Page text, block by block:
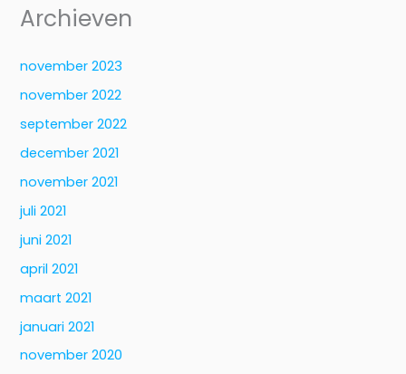
Archieven
november 2023
november 2022
september 2022
december 2021
november 2021
juli 2021
juni 2021
april 2021
maart 2021
januari 2021
november 2020